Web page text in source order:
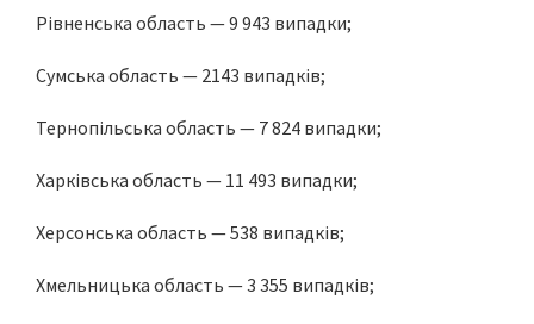
Рівненська область — 9 943 випадки;
Сумська область — 2143 випадків;
Тернопільська область — 7 824 випадки;
Харківська область — 11 493 випадки;
Херсонська область — 538 випадків;
Хмельницька область — 3 355 випадків;